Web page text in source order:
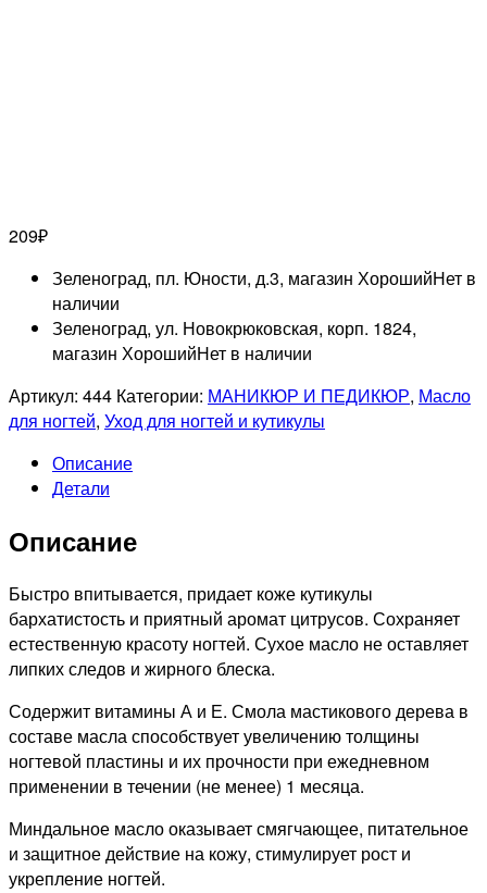
209₽
Зеленоград, пл. Юности, д.3, магазин ХорошийНет в
наличии
Зеленоград, ул. Новокрюковская, корп. 1824,
магазин ХорошийНет в наличии
Артикул: 444 Категории: МАНИКЮР И ПЕДИКЮР, Масло
для ногтей, Уход для ногтей и кутикулы
Описание
Детали
Описание
Быстро впитывается, придает коже кутикулы
бархатистость и приятный аромат цитрусов. Сохраняет
естественную красоту ногтей. Сухое масло не оставляет
липких следов и жирного блеска.
Содержит витамины А и Е. Смола мастикового дерева в
составе масла способствует увеличению толщины
ногтевой пластины и их прочности при ежедневном
применении в течении (не менее) 1 месяца.
Миндальное масло оказывает смягчающее, питательное
и защитное действие на кожу, стимулирует рост и
укрепление ногтей.